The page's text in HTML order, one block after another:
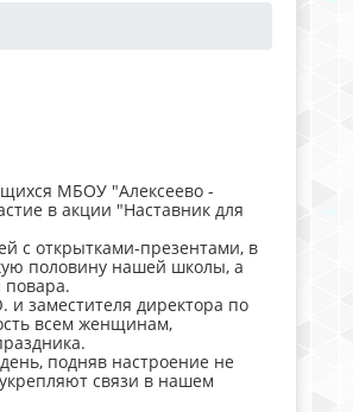
МБОУ "Алексеево -
в акции "Наставник для
с открытками-презентами, в
половину нашей школы, а
повара.
заместителя директора по
всем женщинам,
подняв настроение не
связи в нашем